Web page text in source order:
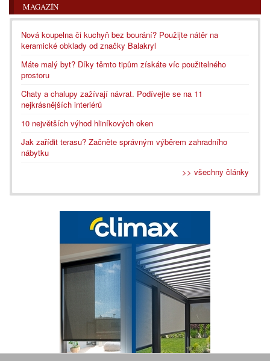
MAGAZÍN
Nová koupelna či kuchyň bez bourání? Použijte nátěr na
keramické obklady od značky Balakryl
Máte malý byt? Díky těmto tipům získáte víc použitelného
prostoru
Chaty a chalupy zažívají návrat. Podívejte se na 11
nejkrásnějších interiérů
10 největších výhod hliníkových oken
Jak zařídit terasu? Začněte správným výběrem zahradního
nábytku
>> všechny články